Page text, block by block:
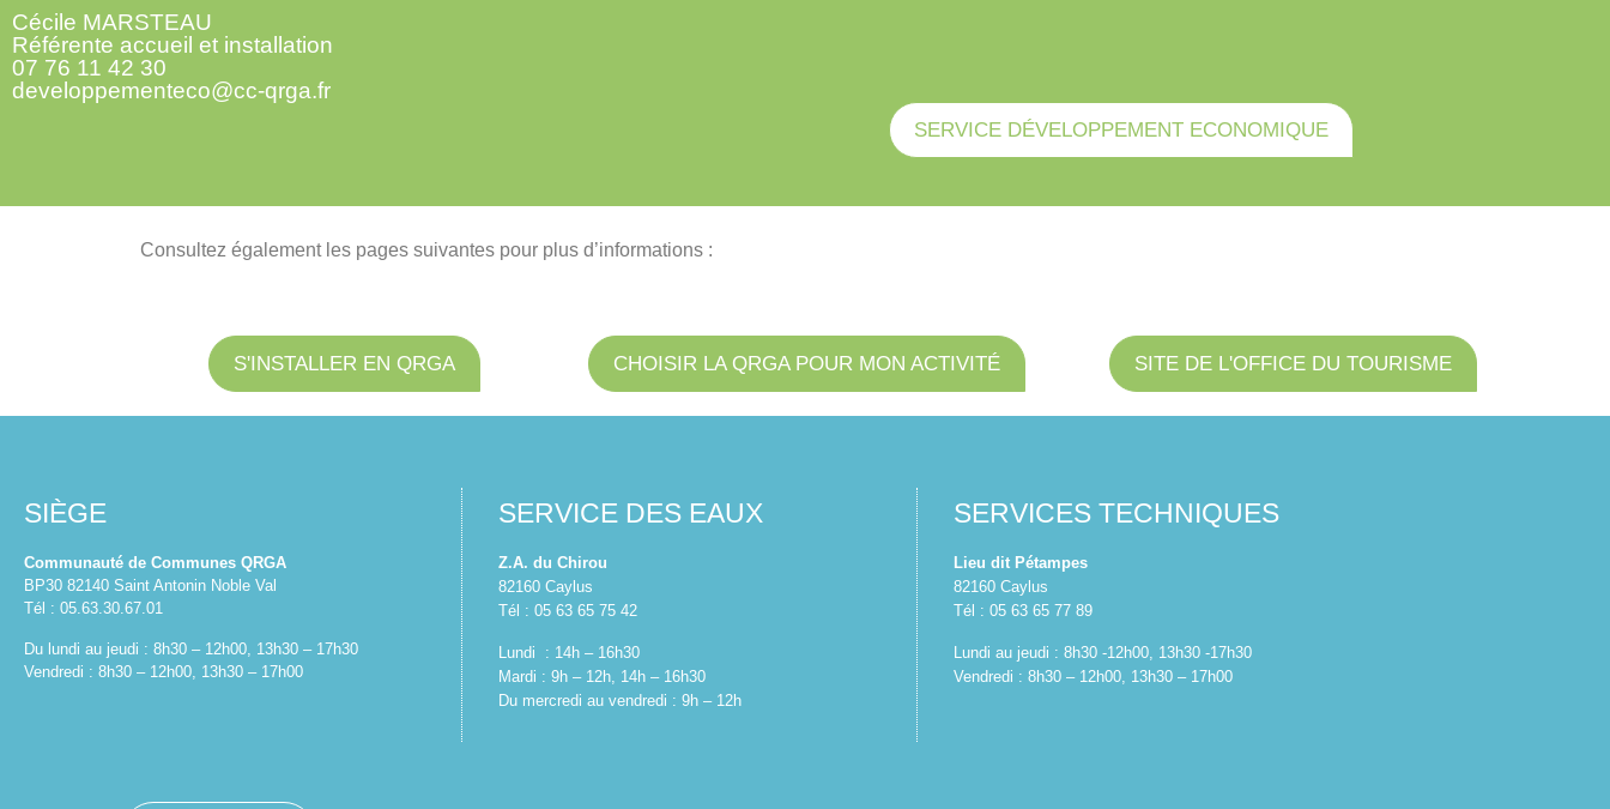
Cécile MARSTEAU
Référente accueil et installation
07 76 11 42 30
developpementeco@cc-qrga.fr
SERVICE DÉVELOPPEMENT ECONOMIQUE
Consultez également les pages suivantes pour plus d’informations :
S'INSTALLER EN QRGA CHOISIR LA QRGA POUR MON ACTIVITÉ SITE DE L'OFFICE DU TOURISME
SIÈGE
Communauté de Communes QRGA
BP30 82140 Saint Antonin Noble Val
Tél : 05.63.30.67.01
Du lundi au jeudi : 8h30 – 12h00, 13h30 – 17h30
Vendredi : 8h30 – 12h00, 13h30 – 17h00
SERVICE DES EAUX
Z.A. du Chirou
82160 Caylus
Tél : 05 63 65 75 42
Lundi : 14h – 16h30
Mardi : 9h – 12h, 14h – 16h30
Du mercredi au vendredi : 9h – 12h
SERVICES TECHNIQUES
Lieu dit Pétampes
82160 Caylus
Tél : 05 63 65 77 89
Lundi au jeudi : 8h30 -12h00, 13h30 -17h30
Vendredi : 8h30 – 12h00, 13h30 – 17h00